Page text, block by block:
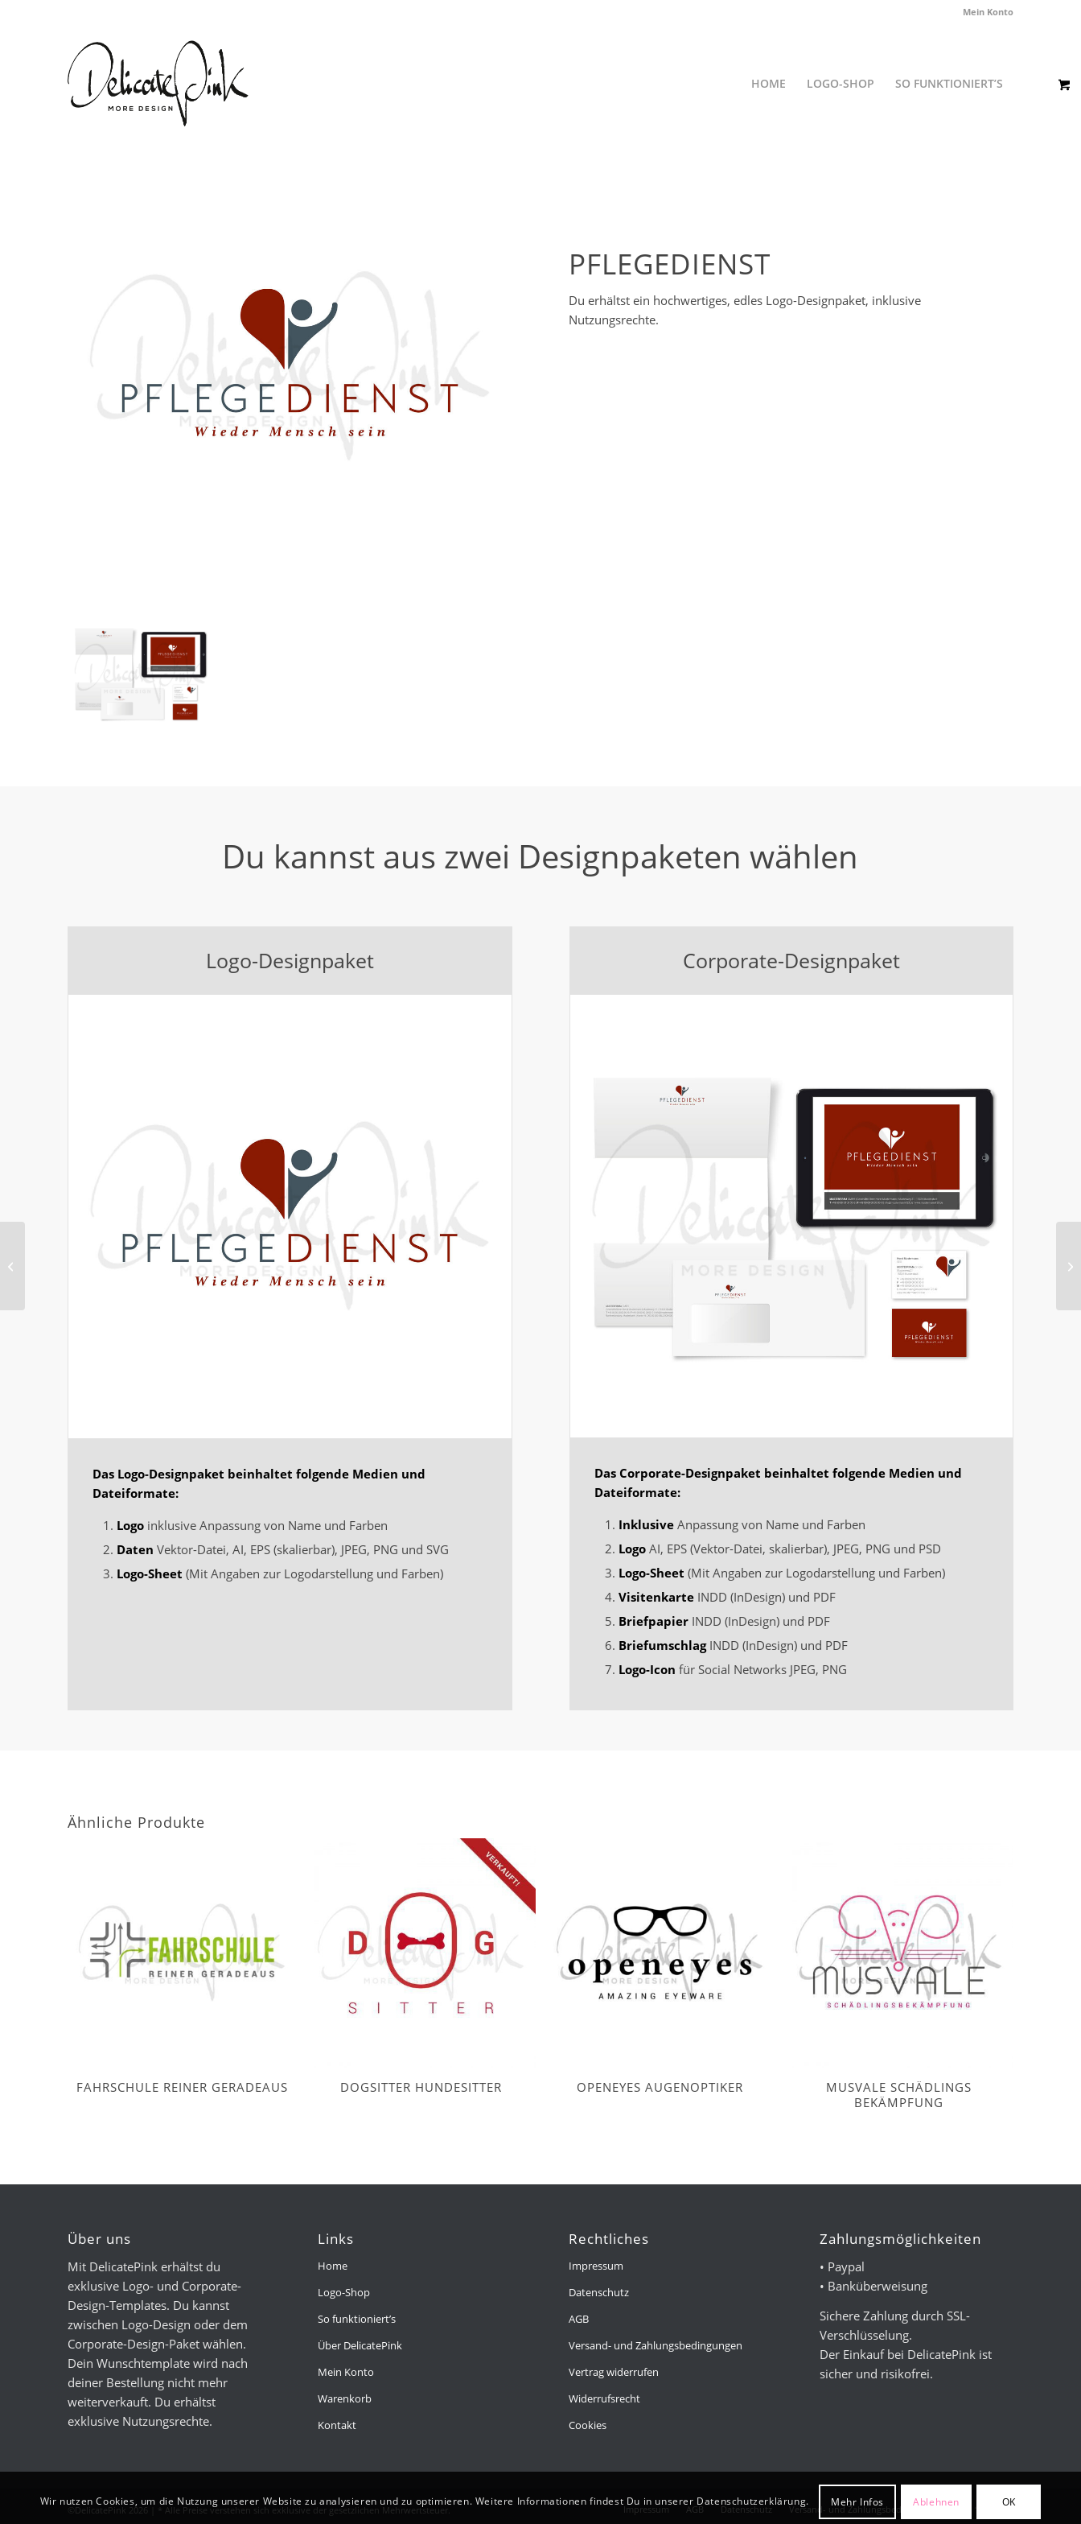
Mein Konto
HOME LOGO-SHOP SO FUNKTIONIERT’S
Corporate-
Designpaket
PFLEGEDIENST
Du erhältst ein hochwertiges, edles Logo-Designpaket, inklusive
Nutzungsrechte.
Du kannst aus zwei Designpaketen wählen
Logo-Designpaket
Das Logo-Designpaket beinhaltet folgende Medien und
Dateiformate:
Logo inklusive Anpassung von Name und Farben
Daten Vektor-Datei, AI, EPS (skalierbar), JPEG, PNG und SVG
Logo-Sheet (Mit Angaben zur Logodarstellung und Farben)
Corporate-Designpaket
Das Corporate-Designpaket beinhaltet folgende Medien und
Dateiformate:
InklusiveAnpassung von Name und Farben
LogoAI, EPS (Vektor-Datei, skalierbar), JPEG, PNG und PSD
Logo-Sheet (Mit Angaben zur Logodarstellung und Farben)
VisitenkarteINDD (InDesign) und PDF
BriefpapierINDD (InDesign) und PDF
BriefumschlagINDD (InDesign) und PDF
Logo-Icon für Social Networks JPEG, PNG
Ähnliche Produkte
FAHRSCHULE REINER GERADEAUS DOGSITTER HUNDESITTER OPENEYES AUGENOPTIKER
MUSVALE SCHÄDLINGS
BEKÄMPFUNG
Über uns
Mit DelicatePink erhältst du
exklusive Logo- und Corporate-
Design-Templates. Du kannst
zwischen Logo-Design oder dem
Corporate-Design-Paket wählen.
Dein Wunschtemplate wird nach
deiner Bestellung nicht mehr
weiterverkauft. Du erhältst
exklusive Nutzungsrechte.
Links
Home
Logo-Shop
So funktioniert’s
Über DelicatePink
Mein Konto
Warenkorb
Kontakt
Rechtliches
Impressum
Datenschutz
AGB
Versand- und Zahlungsbedingungen
Vertrag widerrufen
Widerrufsrecht
Cookies
Zahlungsmöglichkeiten
• Paypal
• Banküberweisung
Sichere Zahlung durch SSL-
Verschlüsselung.
Der Einkauf bei DelicatePink ist
sicher und risikofrei.
©DelicatePink 2026 | * Alle Preise verstehen sich exklusive der gesetzlichen Mehrwertsteuer. Impressum AGB Datenschutz Versand- und Zahlungsbedingungen
Wir nutzen Cookies, um die Nutzung unserer Website zu analysieren und zu optimieren. Weitere Informationen findest Du in unserer Datenschutzerklärung. Mehr Infos Ablehnen OK